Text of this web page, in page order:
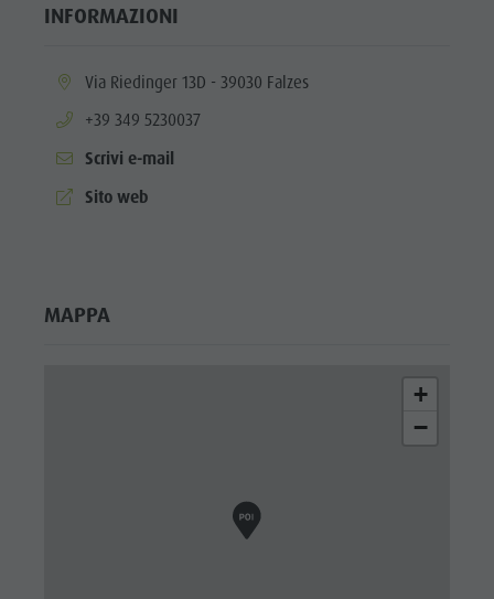
INFORMAZIONI
aria.location:
Via Riedinger 13D - 39030 Falzes
aria.phone:
+39 349 5230037
Scrivi e-mail
aria.website:
Sito web
MAPPA
+
−